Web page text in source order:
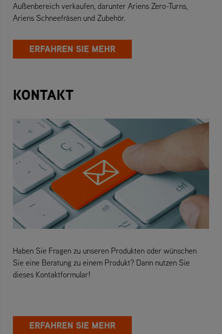
Außenbereich verkaufen, darunter Ariens Zero-Turns,
Ariens Schneefräsen und Zubehör.
ERFAHREN SIE MEHR
KONTAKT
Haben Sie Fragen zu unseren Produkten oder wünschen
Sie eine Beratung zu einem Produkt? Dann nutzen Sie
dieses Kontaktformular!
ERFAHREN SIE MEHR